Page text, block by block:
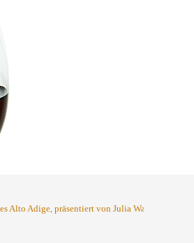
Alto Adige, präsentiert von Julia Walch